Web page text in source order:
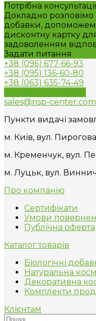
Потрібна
Докладно розповімо
добавки,
дисконтну картку
задоволенням
Задати питання
+38 (096) 677-66-93
+38 (095) 136-60-80
+38 (063) 635-74-49
sales@nsp-
Пункти видачі
м. Київ, вул.
м. Кременчук, вул.
м. Луцьк, вул.
Про компанію
Сертифікати
Умови
Публічна оферта
Каталог товарів
Біологічні
Натуральна
Декоративна
Комплекти
Клієнтам